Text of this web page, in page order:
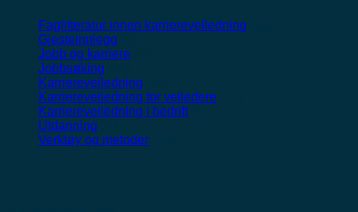
Faglitteratur innen karriereveiledning
Gjesteinnlegg
Jobb og karriere
Jobbsøking
Karriereveiledning
Karriereveiledning for veiledere
Karriereveiledning i bedrift(4)
Utdanning
Verktøy og metoder